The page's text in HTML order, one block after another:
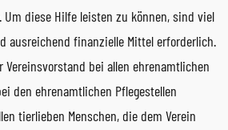
Um diese Hilfe leisten zu können, sind viel
ausreichend finanzielle Mittel erforderlich.
Vereinsvorstand bei allen ehrenamtlichen
den ehrenamtlichen Pflegestellen
tierlieben Menschen, die dem Verein